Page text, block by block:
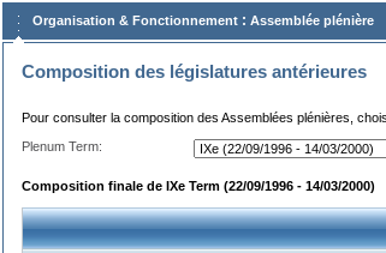
Organisation & Fonctionnement : Assemblée plénière
Composition des législatures antérieures
Pour consulter la composition des Assemblées plénières,
Plenum Term:
Composition finale de IXe Term (22/09/1996 - 14/03/2000)